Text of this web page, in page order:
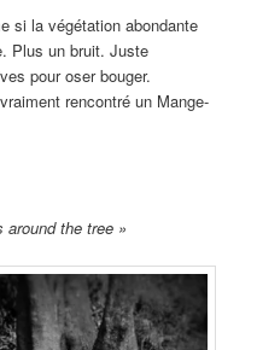
si la végétation abondante
Plus un bruit. Juste
pour oser bouger.
rencontré un Mange-
around the tree »